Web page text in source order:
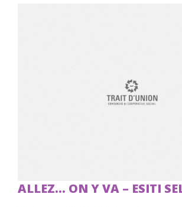
ALLEZ… ON Y VA – ESITI